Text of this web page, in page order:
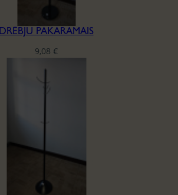
DRĒBJU PAKARAMAIS
9,08 €